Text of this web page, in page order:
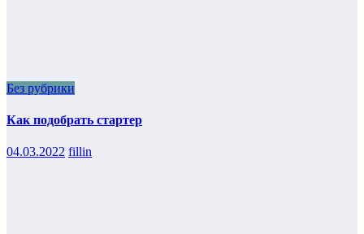
Без рубрики
Как подобрать стартер
04.03.2022 fillin